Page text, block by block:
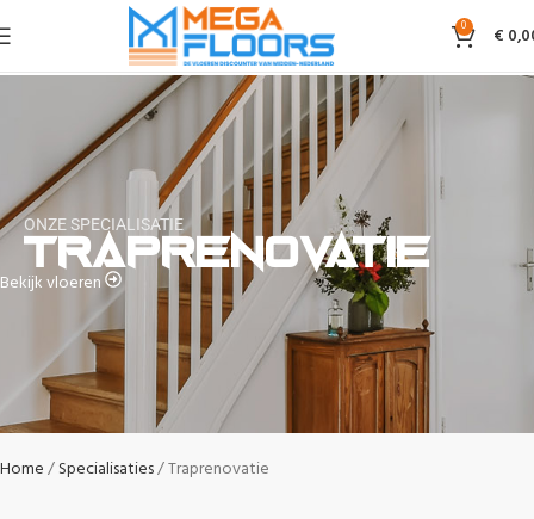
0 €
ONZE SPECIALISATIE
Traprenovatie
Bekijk vloeren
Home Specialisaties Traprenovatie